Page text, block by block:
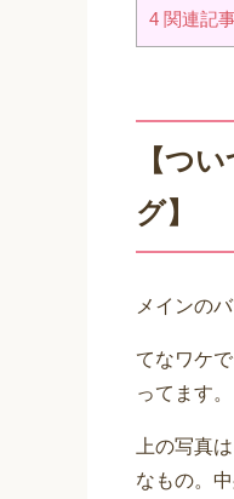
4 関連記
【つ
グ】
メインの
てなワケ
ってます。
上の写真
なもの。